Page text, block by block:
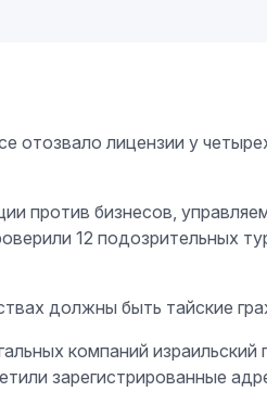
отозвало лицензии у
против бизнесов,
12 подозрительных
должны быть тайские
компаний
зарегистрированные